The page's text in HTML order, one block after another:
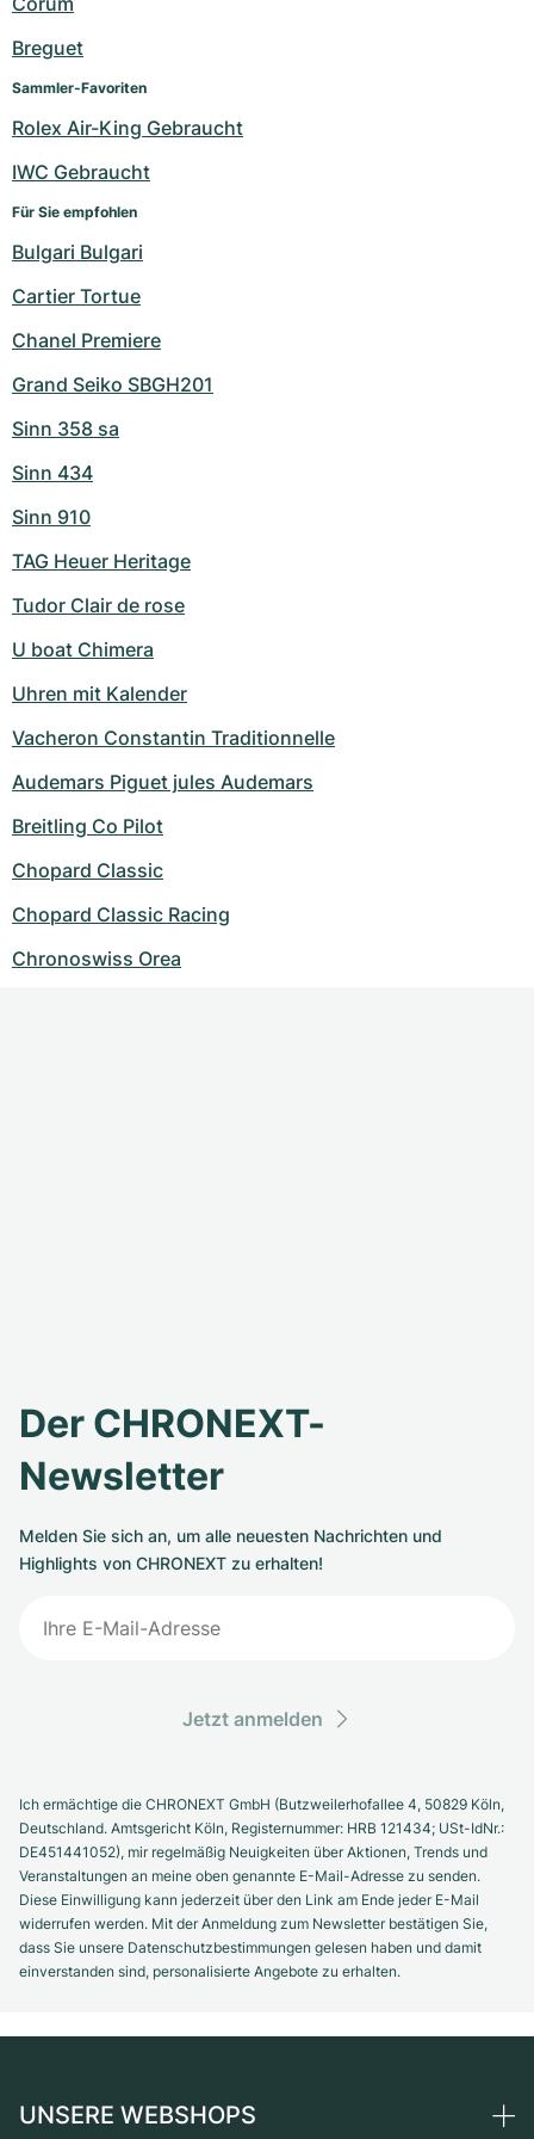
Breguet
Sammler-Favoriten
Rolex Air-King Gebraucht
IWC Gebraucht
Für Sie empfohlen
Bulgari Bulgari
Cartier Tortue
Chanel Premiere
Grand Seiko SBGH201
Sinn 358 sa
Sinn 434
Sinn 910
TAG Heuer Heritage
Tudor Clair de rose
U boat Chimera
Uhren mit Kalender
Vacheron Constantin Traditionnelle
Audemars Piguet jules Audemars
Breitling Co Pilot
Chopard Classic
Chopard Classic Racing
Chronoswiss Orea
Der CHRONEXT-
Newsletter
Melden Sie sich an, um alle neuesten Nachrichten und
Highlights von CHRONEXT zu erhalten!
Jetzt anmelden
Ich ermächtige die CHRONEXT GmbH (Butzweilerhofallee 4, 50829 Köln,
Deutschland. Amtsgericht Köln, Registernummer: HRB 121434; USt-IdNr.:
DE451441052), mir regelmäßig Neuigkeiten über Aktionen, Trends und
Veranstaltungen an meine oben genannte E-Mail-Adresse zu senden.
Diese Einwilligung kann jederzeit über den Link am Ende jeder E-Mail
widerrufen werden. Mit der Anmeldung zum Newsletter bestätigen Sie,
dass Sie unsere Datenschutzbestimmungen gelesen haben und damit
einverstanden sind, personalisierte Angebote zu erhalten.
UNSERE WEBSHOPS